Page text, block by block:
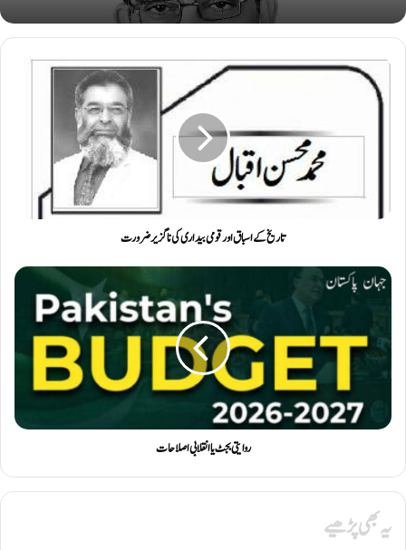
تاریخ کے اسباق اور قومی بیداری کی ناگزیر ضرورت
روایتی بجٹ یا انقلابی اصلاحات
یہ بھی پڑھیے